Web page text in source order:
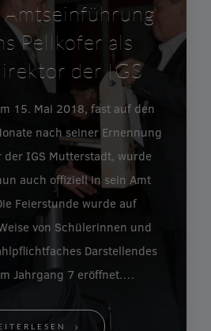
Pellkofer als
der IGS
15. Mai 2018, fast auf den
nach seiner Ernennung
IGS Mutterstadt, wurde
auch offiziell in sein Amt
Feierstunde wurde auf
von Schülerinnen und
Darstellendes
Jahrgang 7 eröffnet.…